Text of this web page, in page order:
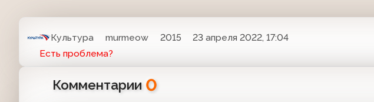
Культура murmeow 2015
23 апреля 2022, 17:04
Есть проблема?
Комментарии 0